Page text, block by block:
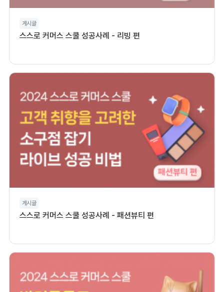
게시글
스스로 커머스 스쿨 성공사례 - 리빙 편
게시글
스스로 커머스 스쿨 성공사례 - 패션뷰티 편